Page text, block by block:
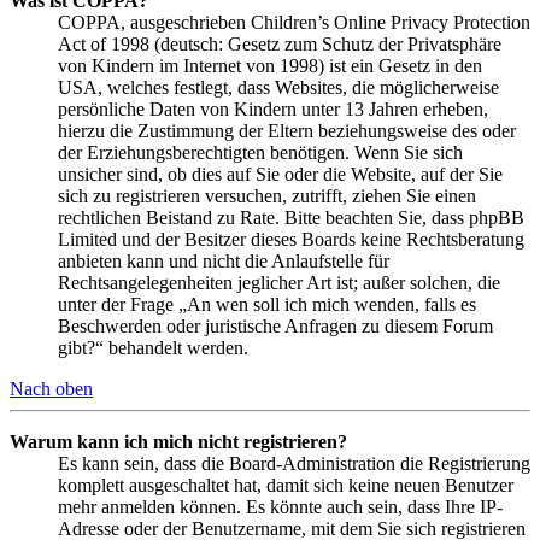
COPPA, ausgeschrieben Children’s Online Privacy Protection
Act of 1998 (deutsch: Gesetz zum Schutz der Privatsphäre
von Kindern im Internet von 1998) ist ein Gesetz in den
USA, welches festlegt, dass Websites, die möglicherweise
persönliche Daten von Kindern unter 13 Jahren erheben,
hierzu die Zustimmung der Eltern beziehungsweise des oder
der Erziehungsberechtigten benötigen. Wenn Sie sich
unsicher sind, ob dies auf Sie oder die Website, auf der Sie
sich zu registrieren versuchen, zutrifft, ziehen Sie einen
rechtlichen Beistand zu Rate. Bitte beachten Sie, dass phpBB
Limited und der Besitzer dieses Boards keine Rechtsberatung
anbieten kann und nicht die Anlaufstelle für
Rechtsangelegenheiten jeglicher Art ist; außer solchen, die
unter der Frage „An wen soll ich mich wenden, falls es
Beschwerden oder juristische Anfragen zu diesem Forum
gibt?“ behandelt werden.
Nach oben
Warum kann ich mich nicht registrieren?
Es kann sein, dass die Board-Administration die Registrierung
komplett ausgeschaltet hat, damit sich keine neuen Benutzer
mehr anmelden können. Es könnte auch sein, dass Ihre IP-
Adresse oder der Benutzername, mit dem Sie sich registrieren